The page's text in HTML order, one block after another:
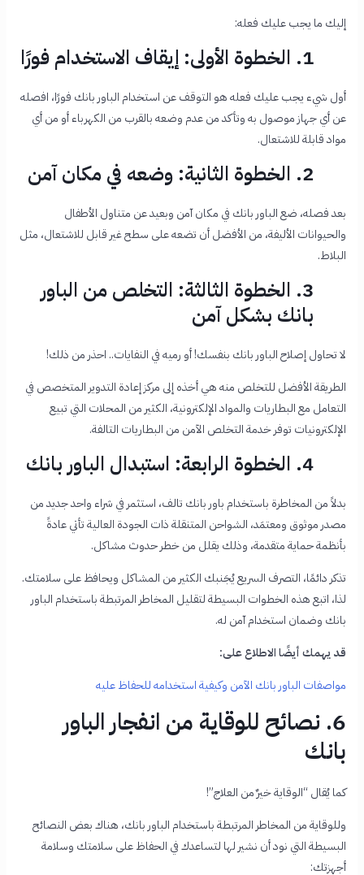
إليك ما يجب عليك فعله:
1. الخطوة الأولى: إيقاف الاستخدام فورًا
أول شيء يجب عليك فعله هو التوقف عن استخدام الباور بانك فورًا، افصله
عن أي جهاز موصول به وتأكد من عدم وضعه بالقرب من الكهرباء أو من أي
مواد قابلة للاشتعال.
2. الخطوة الثانية: وضعه في مكان آمن
بعد فصله، ضع الباور بانك في مكان آمن وبعيد عن متناول الأطفال
والحيوانات الأليفة، من الأفضل أن تضعه على سطح غير قابل للاشتعال، مثل
البلاط.
3. الخطوة الثالثة: التخلص من الباور
بانك بشكل آمن
لا تحاول إصلاح الباور بانك بنفسك! أو رميه في النفايات.. احذر من ذلك!
الطريقة الأفضل للتخلص منه هي أخذه إلى مركز إعادة التدوير المتخصص في
التعامل مع البطاريات والمواد الإلكترونية، الكثير من المحلات التي تبيع
الإلكترونيات توفر خدمة التخلص الآمن من البطاريات التالفة.
4. الخطوة الرابعة: استبدال الباور بانك
بدلاً من المخاطرة باستخدام باور بانك تالف، استثمر في شراء واحد جديد من
مصدر موثوق ومعتمَد، الشواحن المتنقلة ذات الجودة العالية تأتي عادةً
بأنظمة حماية متقدمة، وذلك يقلل من خطر حدوث مشاكل.
تذكر دائمًا، التصرف السريع يُجَنبك الكثير من المشاكل ويحافظ على سلامتك.
لذا، اتبع هذه الخطوات البسيطة لتقليل المخاطر المرتبطة باستخدام الباور
بانك وضمان استخدام آمن له.
قد يهمك أيضًا الاطلاع على:
مواصفات الباور بانك الآمن وكيفية استخدامه للحفاظ عليه
6. نصائح للوقاية من انفجار الباور
بانك
كما يُقال “الوقاية خيرٌ من العلاج”!
وللوقاية من المخاطر المرتبطة باستخدام الباور بانك، هناك بعض النصائح
البسيطة التي نود أن نشير لها لتساعدك في الحفاظ على سلامتك وسلامة
أجهزتك: